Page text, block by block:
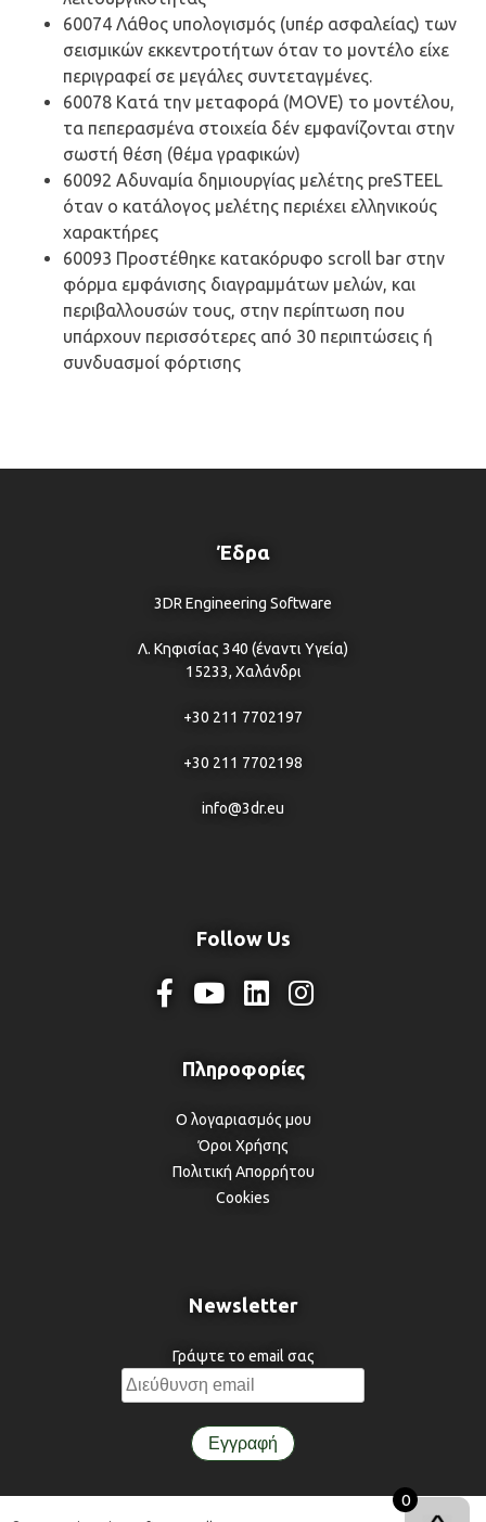
60074 Λάθος υπολογισμός (υπέρ ασφαλείας) των
σεισμικών εκκεντροτήτων όταν το μοντέλο είχε
περιγραφεί σε μεγάλες συντεταγμένες.
60078 Κατά την μεταφορά (MOVE) το μοντέλου,
τα πεπερασμένα στοιχεία δέν εμφανίζονται στην
σωστή θέση (θέμα γραφικών)
60092 Αδυναμία δημιουργίας μελέτης preSTEEL
όταν ο κατάλογος μελέτης περιέχει ελληνικούς
χαρακτήρες
60093 Προστέθηκε κατακόρυφο scroll bar στην
φόρμα εμφάνισης διαγραμμάτων μελών, και
περιβαλλουσών τους, στην περίπτωση που
υπάρχουν περισσότερες από 30 περιπτώσεις ή
συνδυασμοί φόρτισης
Έδρα
3DR Engineering Software
Λ. Κηφισίας 340 (έναντι Υγεία)
15233, Χαλάνδρι
+30 211 7702197
+30 211 7702198
info@3dr.eu
Follow Us
Ο λογαριασμός μου
Όροι Χρήσης
Πολιτική Απορρήτου
Cookies
Newsletter
Γράψτε το email σας
0